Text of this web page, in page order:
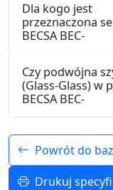
Dla kogo jest
przeznaczona
BECSA BEC-
Czy podwójna
(Glass-Glass) w
BECSA BEC-
Powrót do
Drukuj